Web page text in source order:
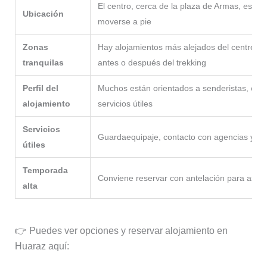
Ubicación
El centro, cerca de la plaza de Armas, es la
moverse a pie
Zonas
tranquilas
Hay alojamientos más alejados del centro,
antes o después del trekking
Perfil del
alojamiento
Muchos están orientados a senderistas,
servicios útiles
Servicios
útiles
Guardaequipaje, contacto con agencias y
Temporada
alta
Conviene reservar con antelación para
👉 Puedes ver opciones y reservar alojamiento en
Huaraz aquí: